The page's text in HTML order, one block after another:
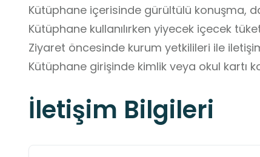
Kütüphane içerisinde gürültülü konuşma,
Kütüphane kullanılırken yiyecek içecek
Ziyaret öncesinde kurum yetkilileri ile
Kütüphane girişinde kimlik veya okul kartı
İletişim Bilgileri